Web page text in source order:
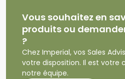
Vous souhaitez en
produits ou
?
Chez Imperial, vos Sales
votre disposition. Il est
notre équipe.